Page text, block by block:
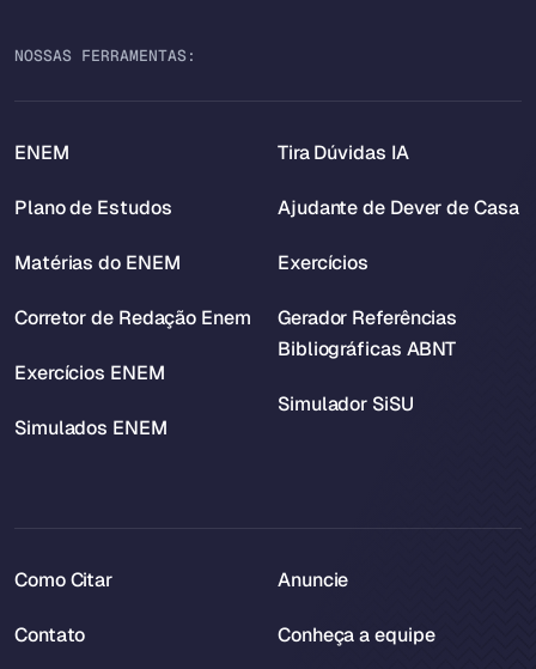
NOSSAS FERRAMENTAS:
ENEM
Plano de Estudos
Matérias do ENEM
Corretor de Redação Enem
Exercícios ENEM
Simulados ENEM
Tira Dúvidas IA
Ajudante de Dever de Casa
Exercícios
Gerador Referências
Bibliográficas ABNT
Simulador SiSU
Como Citar
Contato
Anuncie
Conheça a equipe